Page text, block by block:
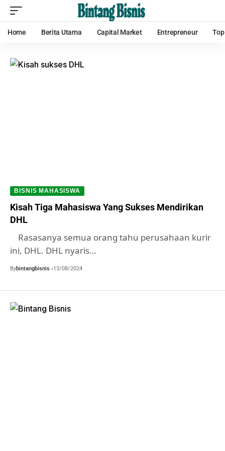
Home Berita Utama Capital Market Entrepreneur
BISNIS MAHASISWA
Kisah Tiga Mahasiswa Yang Sukses Mendirikan
DHL
Rasasanya semua orang tahu perusahaan kurir
ini, DHL. DHL nyaris…
Bybintangbisnis 13/08/2024